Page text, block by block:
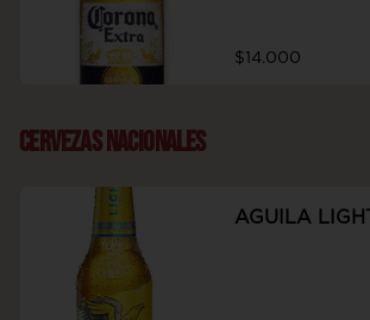
$14.000
CERVEZAS NACIONALES
AGUILA LIGHT